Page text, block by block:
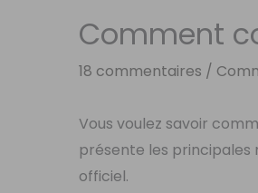
Comment
18 commentaires /
Vous voulez savoir
présente les principales
officiel.